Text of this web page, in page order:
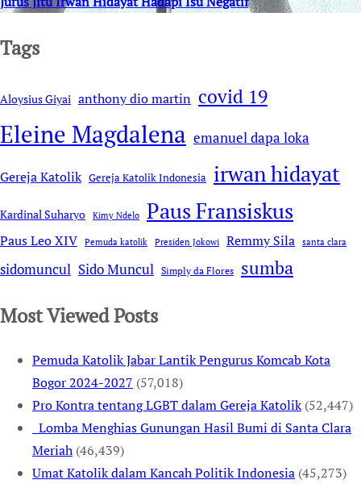
Tags
Aloysius Giyai anthony dio martin covid 19
Eleine Magdalena emanuel dapa loka
Gereja Katolik Gereja Katolik Indonesia irwan hidayat
Kardinal Suharyo Kimy Ndelo Paus Fransiskus
Paus Leo XIV Pemuda katolik Presiden Jokowi Remmy Sila santa clara
sidomuncul Sido Muncul Simply da Flores sumba
Most Viewed Posts
Pemuda Katolik Jabar Lantik Pengurus Komcab Kota
Bogor 2024-2027 (57,018)
Pro Kontra tentang LGBT dalam Gereja Katolik (52,447)
Lomba Menghias Gunungan Hasil Bumi di Santa Clara
Meriah (46,439)
Umat Katolik dalam Kancah Politik Indonesia (45,273)